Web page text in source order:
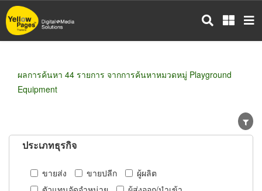
ข้าม
ไป
ผลการค้นหา 44 รายการ จากการค้นหาหมวดหมู่ Playground
Equipment
ประเภทธุรกิจ
ขายส่ง ขายปลีก
ผู้ผลิต